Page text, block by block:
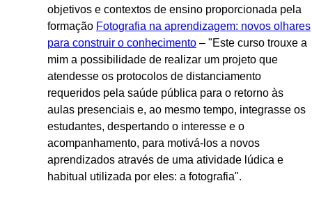
objetivos e contextos de ensino proporcionada pela
formação Fotografia na aprendizagem: novos olhares
para construir o conhecimento – "Este curso trouxe a
mim a possibilidade de realizar um projeto que
atendesse os protocolos de distanciamento
requeridos pela saúde pública para o retorno às
aulas presenciais e, ao mesmo tempo, integrasse os
estudantes, despertando o interesse e o
acompanhamento, para motivá-los a novos
aprendizados através de uma atividade lúdica e
habitual utilizada por eles: a fotografia".